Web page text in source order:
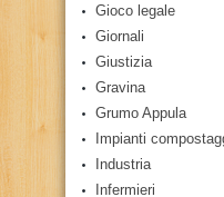
Gioco legale
Giornali
Giustizia
Gravina
Grumo Appula
Impianti
Industria
Infermieri